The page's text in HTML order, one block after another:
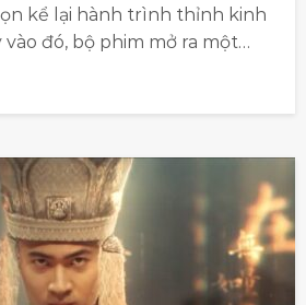
kể lại hành trình thỉnh kinh
đó, bộ phim mở ra một…